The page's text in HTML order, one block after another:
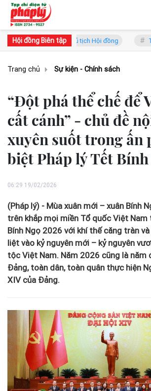
Hội đồng Biên tập
- Phó Chủ tịch Hội đồng TS. Hà Công
Trang chủ Sự kiện - Chính sách
“Đột phá thể chế để
cất cánh” - chủ đề
xuyên suốt trong ấn
biệt Pháp lý Tết Bính
06:29 19/02/2026
(Pháp lý) - Mùa xuân mới – xuân Bính
trên khắp mọi miền Tổ quốc Việt Nam
Bính Ngọ 2026 với khí thế căng tràn
liệt vào kỷ nguyên mới – kỷ nguyên
tộc Việt Nam. Năm 2026 cũng là năm
Đảng, toàn dân, toàn quân thực hiện
XIV của Đảng.